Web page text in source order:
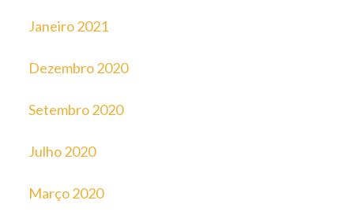
Janeiro 2021
Dezembro 2020
Setembro 2020
Julho 2020
Março 2020